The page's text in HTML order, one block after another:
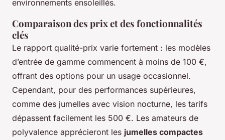
environnements ensoleillés.
Comparaison des prix et des fonctionnalités
clés
Le rapport qualité-prix varie fortement : les modèles
d’entrée de gamme commencent à moins de 100 €,
offrant des options pour un usage occasionnel.
Cependant, pour des performances supérieures,
comme des jumelles avec vision nocturne, les tarifs
dépassent facilement les 500 €. Les amateurs de
polyvalence apprécieront les jumelles compactes